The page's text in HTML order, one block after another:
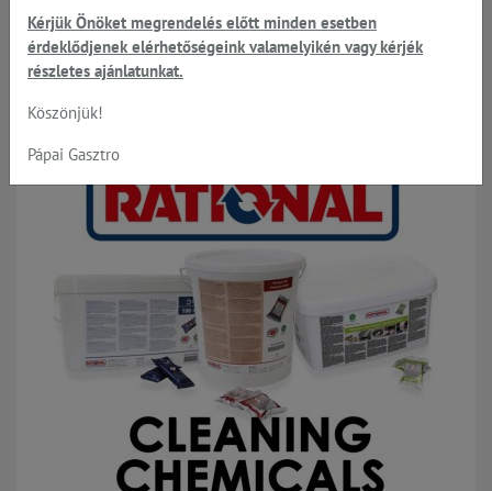
Rational sütő tisztítás és
tartozékok
Raktáron
Kérjük Önöket megrendelés előtt minden esetben
érdeklődjenek elérhetőségeink valamelyikén vagy kérjék
részletes ajánlatunkat.
Köszönjük!
Pápai Gasztro